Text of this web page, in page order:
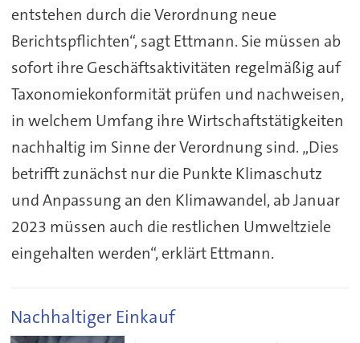
entstehen durch die Verordnung neue
Berichtspflichten“, sagt Ettmann. Sie müssen ab
sofort ihre Geschäftsaktivitäten regelmäßig auf
Taxonomiekonformität prüfen und nachweisen,
in welchem Umfang ihre Wirtschaftstätigkeiten
nachhaltig im Sinne der Verordnung sind. „Dies
betrifft zunächst nur die Punkte Klimaschutz
und Anpassung an den Klimawandel, ab Januar
2023 müssen auch die restlichen Umweltziele
eingehalten werden“, erklärt Ettmann.
Nachhaltiger Einkauf